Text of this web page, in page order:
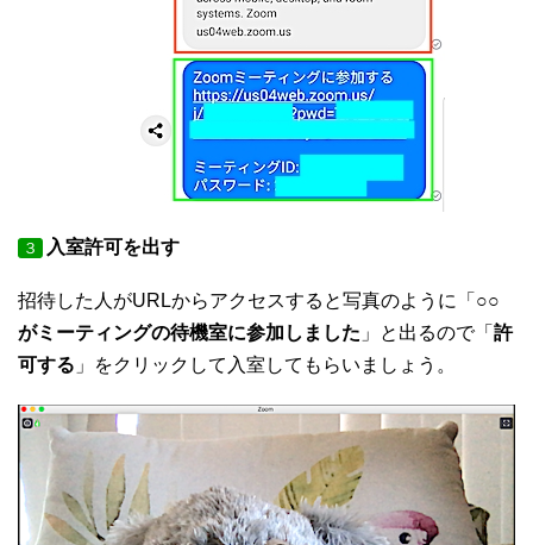
３ 入室許可を出す
招待した人がURLからアクセスすると写真のように「 ○○
がミーティングの待機室に参加しました 」と出るので「 許
可する 」をクリックして入室してもらいましょう。